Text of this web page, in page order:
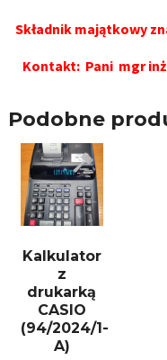
Składnik majątkowy
Kontakt: Pani mgr
Podobne
Kalkulator
z
drukarką
CASIO
(94/2024/1-
A)